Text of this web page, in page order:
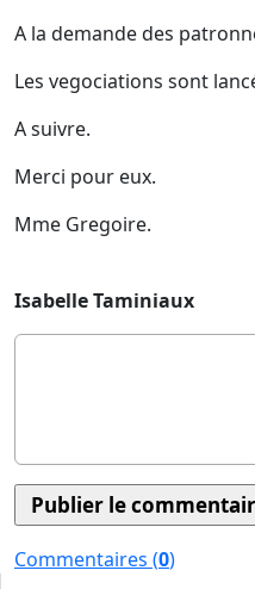
A la demande des
Les vegociations sont
A suivre.
Merci pour eux.
Mme Gregoire.
Isabelle Taminiaux
Commentaires (0)